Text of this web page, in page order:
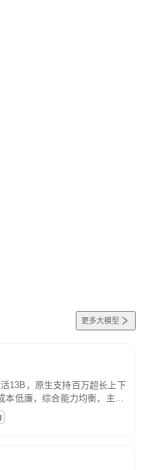
更多大模型
13B，原生支持百万超长上下
本低廉，综合能力均衡，主打
容创作、基础 RAG、批量